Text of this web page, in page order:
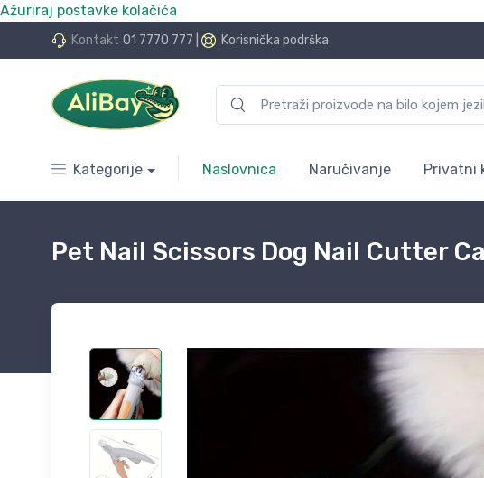
Ažuriraj postavke kolačića
Kontakt 01 7770 777 Korisnička podrška
24 rate bez kamata
Kategorije Naslovnica Naručivanje Privatni
Pet Nail Scissors Dog Nail Cutter